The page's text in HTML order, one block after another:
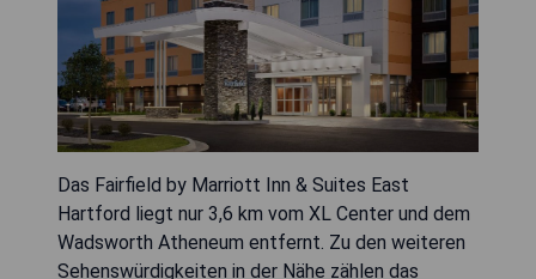
Das Fairfield by Marriott Inn & Suites East
Hartford liegt nur 3,6 km vom XL Center und dem
Wadsworth Atheneum entfernt. Zu den weiteren
Sehenswürdigkeiten in der Nähe zählen das